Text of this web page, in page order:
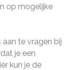
op mogelijke
te vragen bij
je een
kun je de